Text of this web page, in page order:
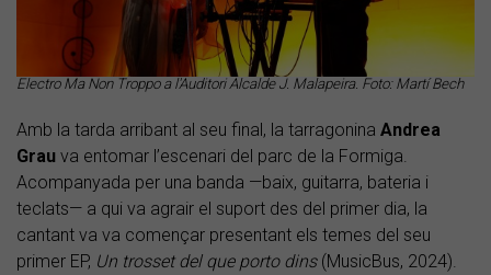
Electro Ma Non Troppo a l'Auditori Alcalde J. Malapeira. Foto: Martí Bech
Amb la tarda arribant al seu final, la tarragonina Andrea
Grau va entomar l’escenari del parc de la Formiga.
Acompanyada per una banda —baix, guitarra, bateria i
teclats— a qui va agrair el suport des del primer dia, la
cantant va va començar presentant els temes del seu
primer EP, Un trosset del que porto dins(MusicBus, 2024).